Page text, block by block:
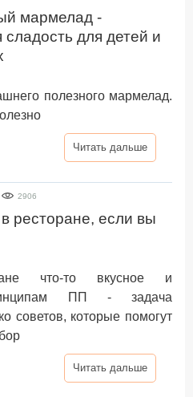
мармелад -
сладость для детей и
полезного мармелад.
Читать дальше
2906
ресторане, если вы
что-то вкусное и
ПП - задача
советов, которые помогут
Читать дальше